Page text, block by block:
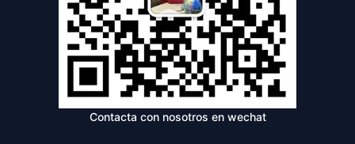
Contacta con nosotros en wechat